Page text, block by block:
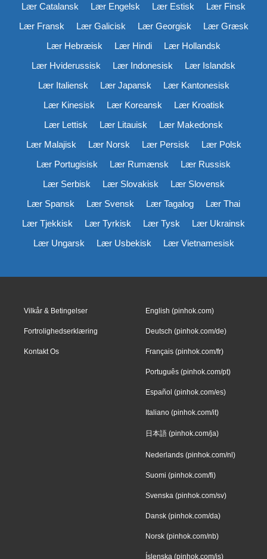
Lær Catalansk
Lær Engelsk Lær Estisk
Lær Finsk
Lær Fransk
Lær Galicisk Lær Georgisk
Lær Græsk
Lær Hebræisk
Lær Hindi
Lær Hollandsk
Lær Hviderussisk
Lær Indonesisk
Lær Islandsk
Lær Italiensk
Lær Japansk
Lær Kantonesisk
Lær Kinesisk
Lær Koreansk
Lær Kroatisk
Lær Lettisk
Lær Litauisk
Lær Makedonsk
Lær Malajisk
Lær Norsk Lær Persisk
Lær Polsk
Lær Portugisisk
Lær Rumænsk
Lær Russisk
Lær Serbisk
Lær Slovakisk
Lær Slovensk
Lær Spansk
Lær Svensk Lær Tagalog
Lær Thai
Lær Tjekkisk
Lær Tyrkisk Lær Tysk
Lær Ukrainsk
Lær Ungarsk
Lær Usbekisk Lær Vietnamesisk
Vilkår & Betingelser
Fortrolighedserklæring
Kontakt Os
English (pinhok.com)
Deutsch (pinhok.com/de)
Français (pinhok.com/fr)
Português (pinhok.com/pt)
Español (pinhok.com/es)
Italiano (pinhok.com/it)
日本語 (pinhok.com/ja)
Nederlands (pinhok.com/nl)
Suomi (pinhok.com/fi)
Svenska (pinhok.com/sv)
Dansk (pinhok.com/da)
Norsk (pinhok.com/nb)
Íslenska (pinhok.com/is)